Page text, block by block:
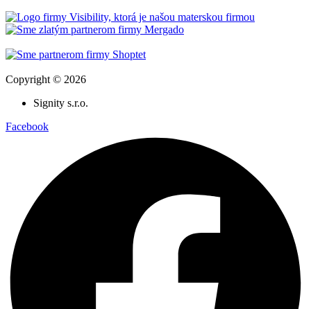
Copyright © 2026
Signity s.r.o.
Facebook